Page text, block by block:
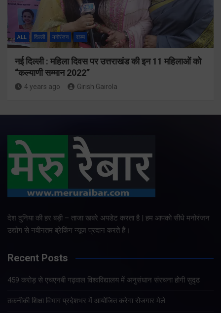
ALL दिल्ली मनोरंजन राज्य
नई दिल्ली : महिला दिवस पर उत्तराखंड की इन 11 महिलाओं को
“कल्याणी सम्मान 2022”
4 years ago Girish Gairola
देश दुनिया की हर बड़ी – ताजा खबरे अपडेट करता है | हम आपको सीधे मनोरंजन
उद्योग से नवीनतम ब्रेकिंग न्यूज प्रदान करते हैं।
Recent Posts
459 करोड़ से एचएनबी गढ़वाल विश्वविद्यालय में अनुसंधान संरचना होगी सुदृढ
तकनीकी शिक्षा विभाग प्रदेशभर में आयोजित करेगा रोजगार मेले